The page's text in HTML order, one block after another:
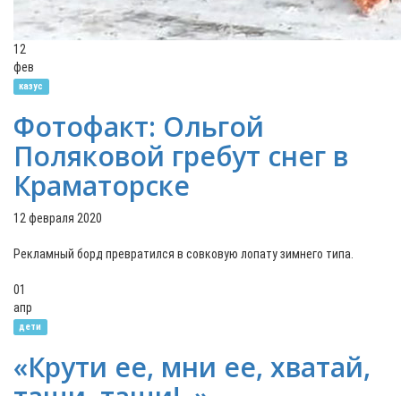
12
фев
казус
Фотофакт: Ольгой
Поляковой гребут снег в
Краматорске
12 февраля 2020
Рекламный борд превратился в совковую лопату зимнего типа.
01
апр
дети
«Крути ее, мни ее, хватай,